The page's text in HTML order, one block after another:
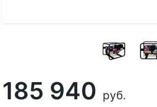
185 940 руб.